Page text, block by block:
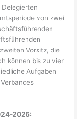
von zwei
Vorsitz, die
können bis zu vier
Aufgaben
2026: